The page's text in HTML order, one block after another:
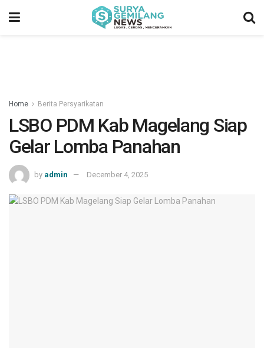
Home Berita Persyarikatan
LSBO PDM Kab Magelang Siap
Gelar Lomba Panahan
by admin December 4, 2025